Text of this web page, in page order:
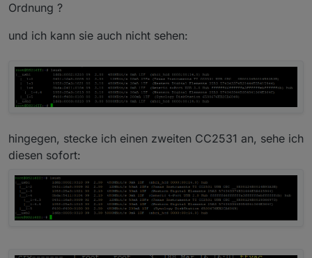
Ordnung ?
und ich kann sie auch nicht sehen:
hingegen, stecke ich einen zweiten CC2531 an, sehe ich
diesen sofort: